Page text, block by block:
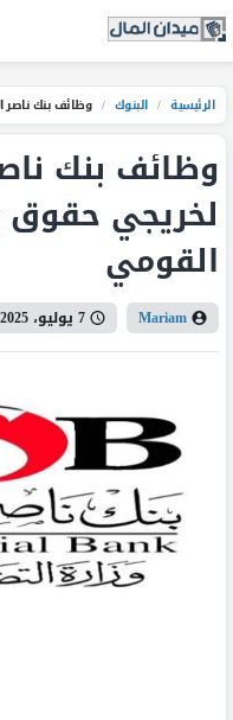
الرئيسية / البنوك / وظائف بنك ناصر
وظائف بنك
لخريجي حقوق
القومي
Mariam 7 يوليو، 2025